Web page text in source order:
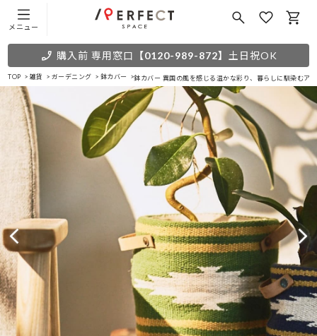
メニュー
購入前 専用窓口 【0120-989-872】 土日祝OK
TOP 雑貨 ガーデニング 鉢カバー 鉢カバー 異国の風を感じる温かな彩り、暮らしに馴染むア